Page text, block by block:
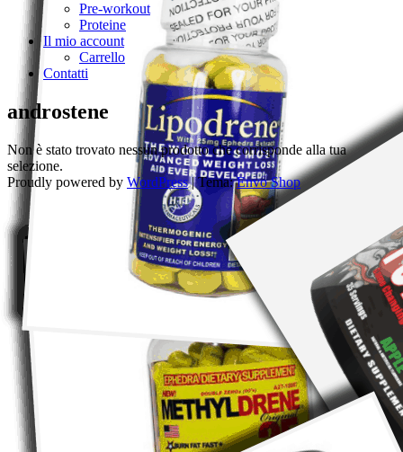
Pre-workout
Proteine
Il mio account
Carrello
Contatti
androstene
Non è stato trovato nessun prodotto che corrisponde alla tua
selezione.
Proudly powered by WordPress |Tema:Envo Shop